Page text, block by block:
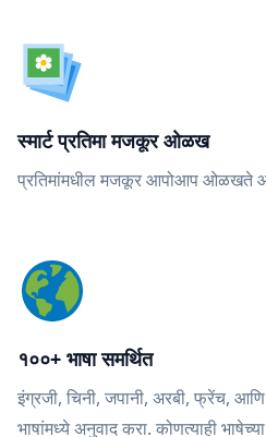
स्मार्ट प्रतिमा मजकूर ओळख
प्रतिमांमधील मजकूर आपोआप ओळखते
१००+ भाषा समर्थित
इंग्रजी, चिनी, जपानी, अरबी, फ्रेंच,
भाषांमध्ये अनुवाद करा. कोणत्याही